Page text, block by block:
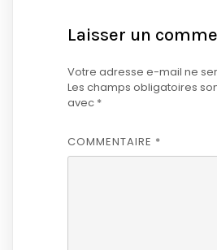
Laisser un
Votre adresse e-mail ne
Les champs obligatoires
avec *
COMMENTAIRE *